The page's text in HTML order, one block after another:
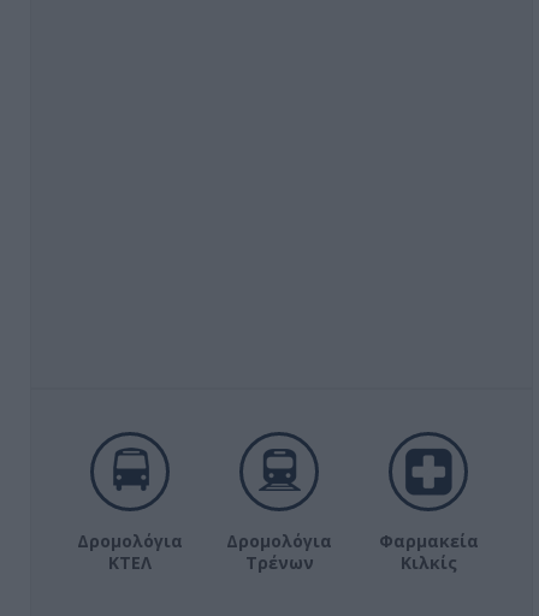
Δρομολόγια
ΚΤΕΛ
Δρομολόγια
Τρένων
Φαρμακεία
Κιλκίς